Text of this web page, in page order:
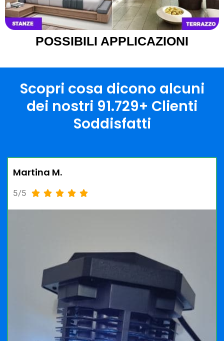
POSSIBILI APPLICAZIONI
Scopri cosa dicono alcuni
dei nostri 91.729+ Clienti
Soddisfatti
Martina M.
5/5     